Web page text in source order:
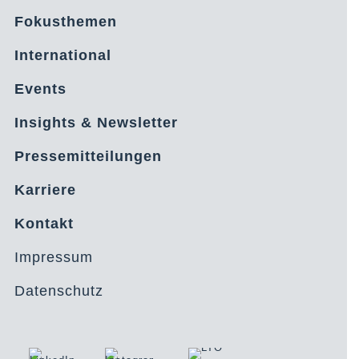
Fokusthemen
International
Events
Insights & Newsletter
Pressemitteilungen
Karriere
Kontakt
Impressum
Datenschutz